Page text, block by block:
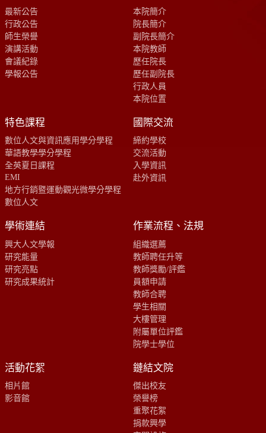
最新公告
行政公告
師生榮譽
演講活動
會議紀錄
學報公告
本院簡介
院長簡介
副院長簡介
本院教師
歷任院長
歷任副院長
行政人員
本院位置
特色課程
數位人文與資訊應用學分學程
華語教學學分學程
全英夏日課程
EMI
地方行銷暨運動觀光微學分學程
數位人文
國際交流
締約學校
交流活動
入學資訊
赴外資訊
學術連結
興大人文學報
研究能量
研究亮點
研究成果統計
作業流程、法規
組織選薦
教師聘任升等
教師獎勵/評鑑
員額申請
教師合聘
學生相關
大樓管理
附屬單位評鑑
院學士學位
活動花絮
相片館
影音館
鏈結文院
傑出校友
榮譽榜
重聚花絮
捐款興學